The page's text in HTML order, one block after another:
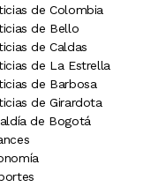
de Colombia
de Bello
de Caldas
de La Estrella
de Barbosa
de Girardota
de Bogotá